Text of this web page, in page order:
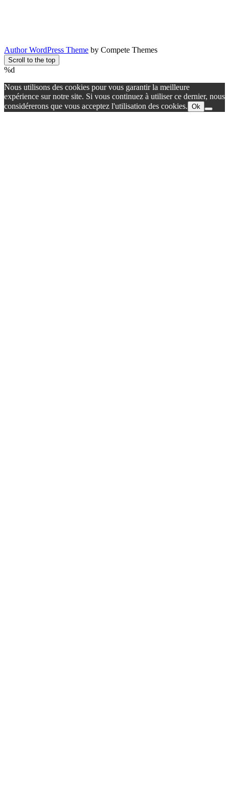
Author WordPress Theme by Compete Themes
Scroll to the top
%d
Nous utilisons des cookies pour vous garantir la meilleure
expérience sur notre site. Si vous continuez à utiliser ce dernier, nous
considérerons que vous acceptez l'utilisation des cookies. Ok